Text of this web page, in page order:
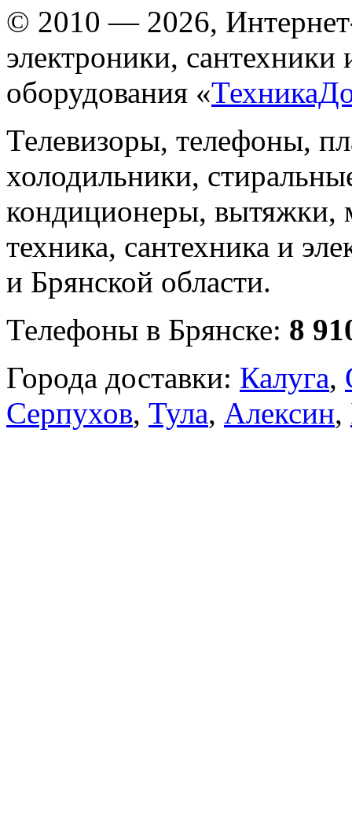
© 2010 — 2026,
электроники, сантехники
оборудования «
Телевизоры, телефоны,
холодильники,
кондиционеры, вытяжки,
техника, сантехника и
и Брянской области.
Телефоны в Брянске: 8
Города доставки: Калуга,
Серпухов, Тула, Алексин,